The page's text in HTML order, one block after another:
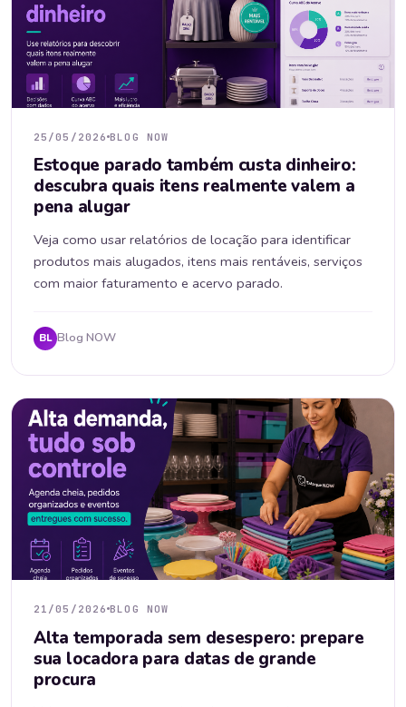
25/05/2026 BLOG NOW
Estoque parado também custa dinheiro:
descubra quais itens realmente valem a
pena alugar
Veja como usar relatórios de locação para identificar
produtos mais alugados, itens mais rentáveis, serviços
com maior faturamento e acervo parado.
BL Blog NOW
21/05/2026 BLOG NOW
Alta temporada sem desespero: prepare
sua locadora para datas de grande
procura